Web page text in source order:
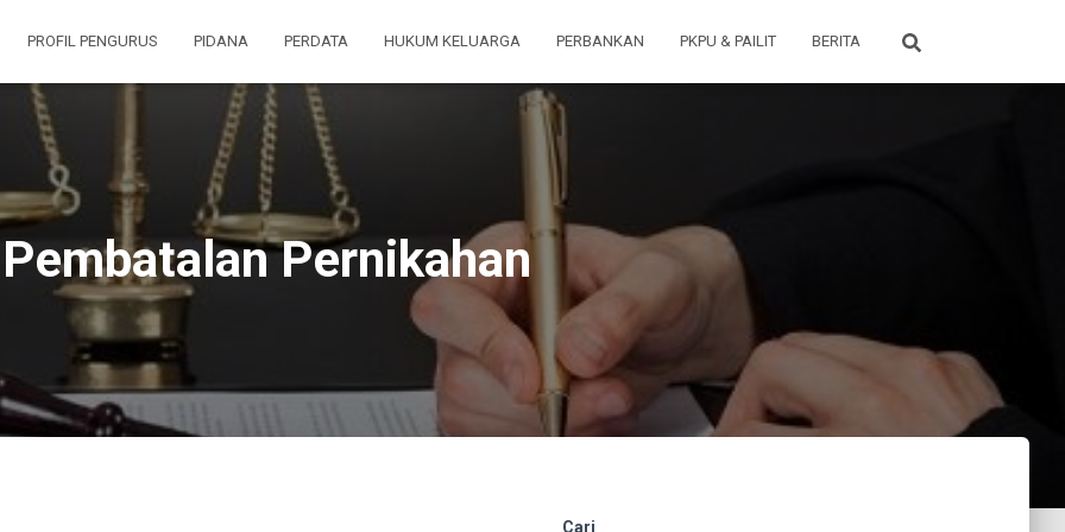
PROFIL PENGURUS PIDANA PERDATA HUKUM KELUARGA PERBANKAN PKPU & PAILIT BERITA
Pembatalan Pernikahan
Cari